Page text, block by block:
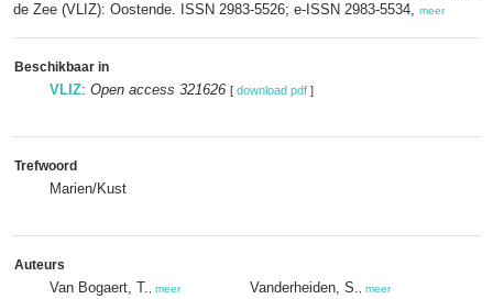
de Zee (VLIZ): Oostende. ISSN 2983-5526; e-ISSN 2983-5534, meer
Beschikbaar in
VLIZ: Open access 321626 [ download pdf ]
Trefwoord
Marien/Kust
Auteurs
Van Bogaert, T. meer Vanderheiden, S. meer